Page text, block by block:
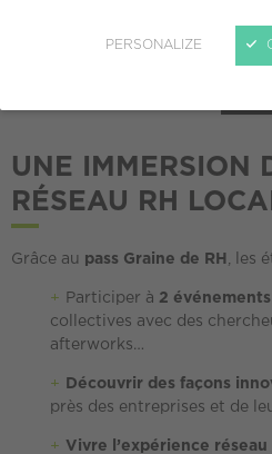
PERSONALIZE
UNE IMMERSION
RÉSEAU RH
Grâce au pass Graine de RH , les
Participer à 2 événements
collectives avec des
afterworks…
Découvrir des façons
près des entreprises et de
Vivre l’expérience